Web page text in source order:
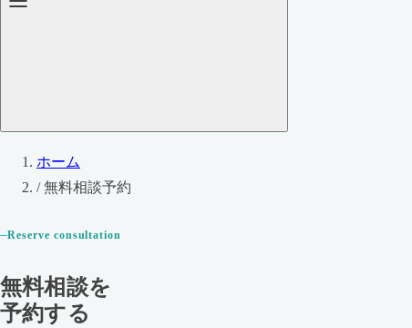
ホーム
/ 無料相談予約
Reserve consultation
無料相談を
予約する